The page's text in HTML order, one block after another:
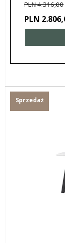
PLN 4.316,00
PLN
Sprzedaż